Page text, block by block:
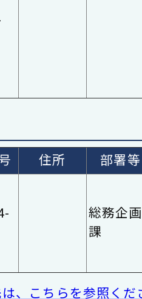
住所 部署等
総務企画
課
、こちらを参照くだ